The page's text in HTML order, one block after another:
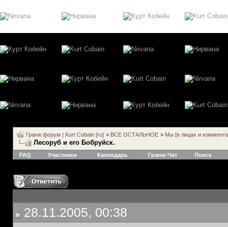
Гранж форум | Kurt Cobain [ru] > ВСЕ ОСТАЛЬНОЕ > Мы [в лицах и
Лесоруб и его Бобруйск.
FAQ Участники Календарь Гранж-Чат Поиск
28.11.2005, 00:38